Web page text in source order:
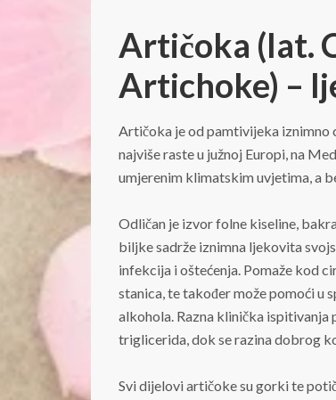
Artičoka (lat.
Artichoke) –
Artičoka je od pamtivijeka iznimno
najviše raste u južnoj Europi, na
umjerenim klimatskim uvjetima, a
Odličan je izvor folne kiseline,
biljke sadrže iznimna ljekovita
infekcija i oštećenja. Pomaže kod
stanica, te također može pomoći u
alkohola. Razna klinička ispitivanja
triglicerida, dok se razina dobrog
Svi dijelovi artičoke su gorki te